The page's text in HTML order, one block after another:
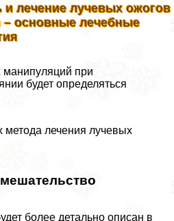
лечение лучевых ожогов
– основные лечебные
манипуляций при
будет определяться
метода лечения лучевых
более детально описан в